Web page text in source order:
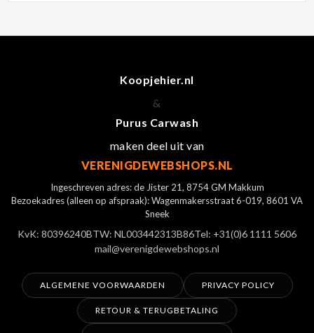
Koopjehier.nl
&
Purus Carwash
maken deel uit van
VERENIGDEWEBSHOPS.NL
Ingeschreven adres: de Jister 21, 8754 GM Makkum
Bezoekadres (alleen op afspraak): Wagenmakersstraat 6-019, 8601 VA
Sneek
KvK: 80396240BTW: NL003442313B86Tel: +31(0)6 1111 5606
mail@verenigdewebshops.nl
ALGEMENE VOORWAARDEN PRIVACY POLICY
RETOUR & TERUGBETALING